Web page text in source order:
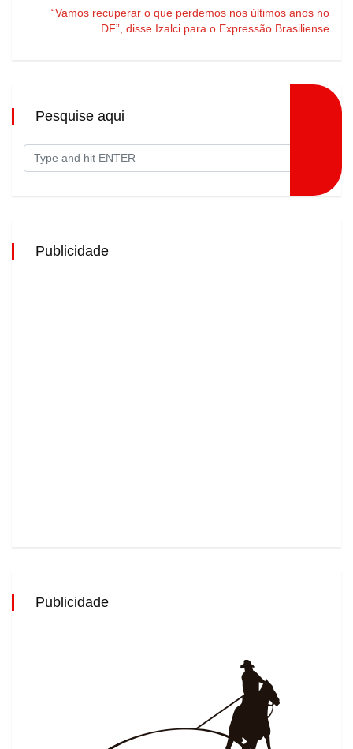
“Vamos recuperar o que perdemos nos últimos anos no
DF”, disse Izalci para o Expressão Brasiliense
Pesquise aqui
Publicidade
Publicidade